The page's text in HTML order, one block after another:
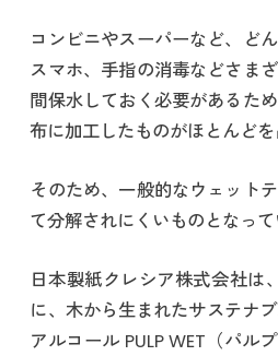
コンビニやスーパーなど、ど
スマホ、手指の消毒などさま
間保水しておく必要があるた
布に加工したものがほとんどを
そのため、一般的なウェット
て分解されにくいものとなって
日本製紙クレシア株式会社は
に、木から生まれたサステナ
アルコール PULP WET（パル